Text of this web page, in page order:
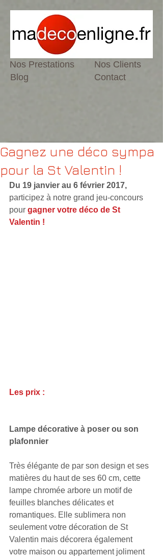
Blog
Nos Prestations
Contact
Nos Clients
Gagnez une déco sympa
pour la St Valentin !
Du 19 janvier au 6 février 2017,
participez à notre grand jeu-concours
pour gagner votre déco de St
Valentin !
Les prix :
Lampe décorative à poser ou son
plafonnier
Très élégante de par son design et ses
matières du haut de ses 60 cm, cette
lampe chromée arbore un motif de
feuilles blanches délicates et
romantiques. Elle sublimera non
seulement votre décoration de St
Valentin mais décorera également
votre maison ou appartement joliment